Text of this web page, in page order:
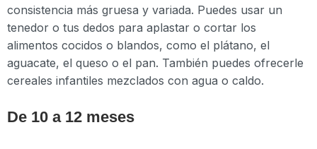
consistencia más gruesa y variada. Puedes usar un
tenedor o tus dedos para aplastar o cortar los
alimentos cocidos o blandos, como el plátano, el
aguacate, el queso o el pan. También puedes ofrecerle
cereales infantiles mezclados con agua o caldo.
De 10 a 12 meses